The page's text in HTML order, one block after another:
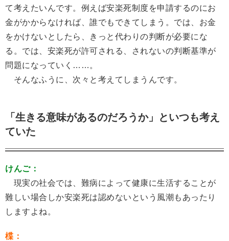
て考えたいんです。例えば安楽死制度を申請するのにお
金がかからなければ、誰でもできてしまう。では、お金
をかけないとしたら、きっと代わりの判断が必要にな
る。では、安楽死が許可される、されないの判断基準が
問題になっていく……。
そんなふうに、次々と考えてしまうんです。
「生きる意味があるのだろうか」といつも考え
ていた
けんご：
現実の社会では、難病によって健康に生活することが
難しい場合しか安楽死は認めないという風潮もあったり
しますよね。
楪：